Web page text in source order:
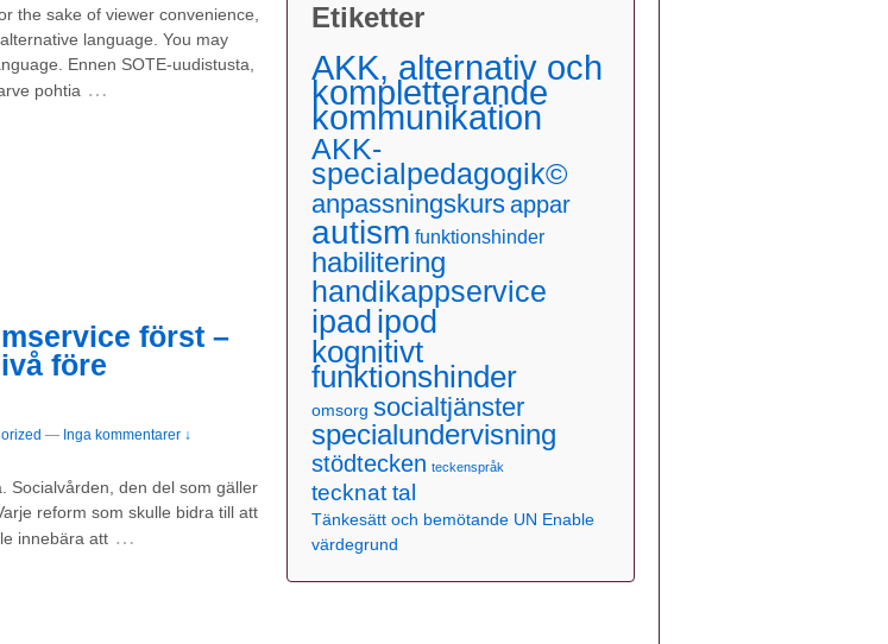
the sake of viewer convenience,
language. You may
Ennen SOTE-uudistusta,
pohtia …
först –
före
— Inga kommentarer ↓
Socialvården, den del som gäller
reform som skulle bidra till att
innebära att …
Etiketter
AKK, alternativ och
kompletterande
kommunikation
AKK-
specialpedagogik©
anpassningskursappar
autism funktionshinder
habilitering
handikappservice
ipadipod
kognitivt
funktionshinder
omsorg socialtjänster
specialundervisning
stödtecken teckenspråk
tecknat tal
Tänkesätt och bemötande UN Enable
värdegrund